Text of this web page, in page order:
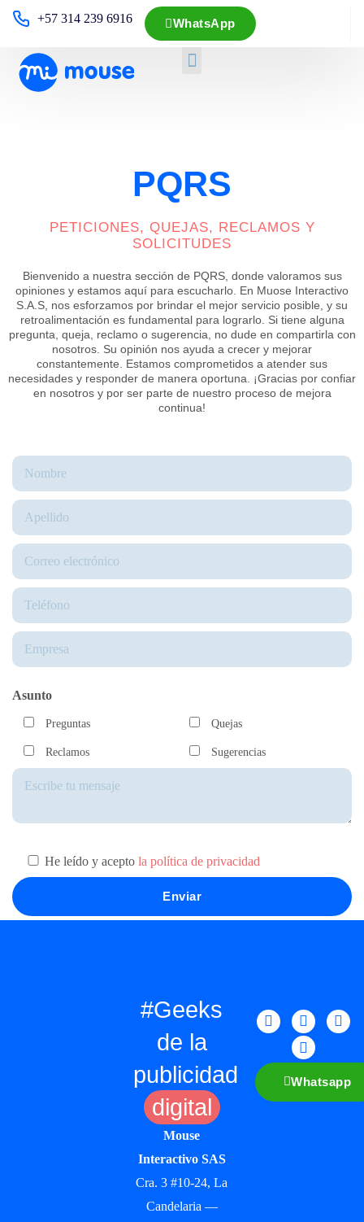
+57 314 239 6916 WhatsApp
PQRS
PETICIONES, QUEJAS, RECLAMOS Y
SOLICITUDES
Bienvenido a nuestra sección de PQRS, donde valoramos sus
opiniones y estamos aquí para escucharlo. En Muose Interactivo
S.A.S, nos esforzamos por brindar el mejor servicio posible, y su
retroalimentación es fundamental para lograrlo. Si tiene alguna
pregunta, queja, reclamo o sugerencia, no dude en compartirla con
nosotros. Su opinión nos ayuda a crecer y mejorar
constantemente. Estamos comprometidos a atender sus
necesidades y responder de manera oportuna. ¡Gracias por confiar
en nosotros y por ser parte de nuestro proceso de mejora
continua!
Asunto
Preguntas Quejas
Reclamos Sugerencias
He leído y acepto la política de privacidad
#Geeks
de la
publicidad
digital
Mouse
Interactivo SAS
Cra. 3 #10-24, La
Candelaria —
Whatsapp